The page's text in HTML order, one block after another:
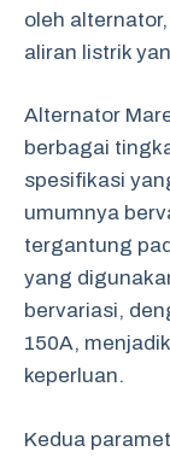
oleh
aliran listrik
Alternator
berbagai
spesifikasi
umumnya
tergantung
yang
bervariasi,
150A,
keperluan.
Kedua